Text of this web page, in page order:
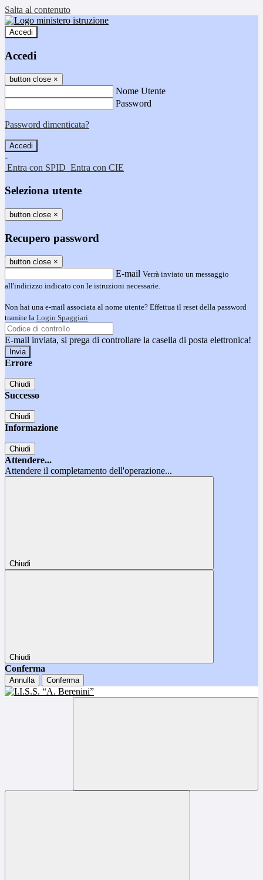
Salta al contenuto
Accedi
Accedi
button close ×
Nome Utente
Password
Password dimenticata?
-
Entra con SPID Entra con CIE
Seleziona utente
button close ×
Recupero password
button close ×
E-mail Verrà inviato un messaggio
all'indirizzo indicato con le istruzioni necessarie.
Non hai una e-mail associata al nome utente? Effettua il reset della password
tramite la Login Spaggiari
E-mail inviata, si prega di controllare la casella di posta elettronica!
Errore
Chiudi
Successo
Chiudi
Informazione
Chiudi
Attendere...
Attendere il completamento dell'operazione...
Chiudi
Chiudi
Conferma
Annulla Conferma